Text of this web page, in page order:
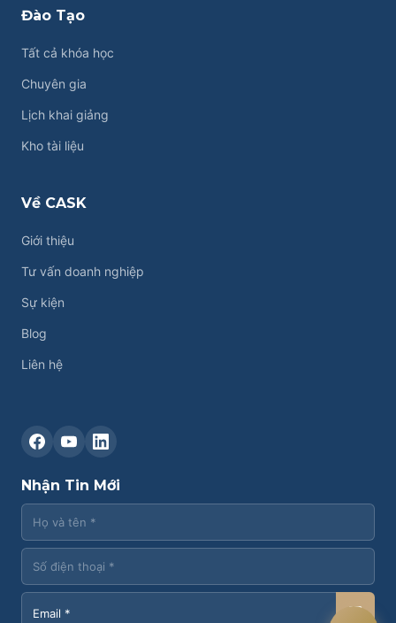
Đào Tạo
Tất cả khóa học
Chuyên gia
Lịch khai giảng
Kho tài liệu
Về CASK
Giới thiệu
Tư vấn doanh nghiệp
Sự kiện
Blog
Liên hệ
Nhận Tin Mới